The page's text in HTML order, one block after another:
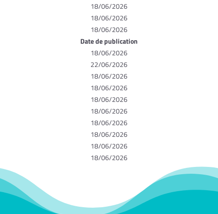
18/06/2026
18/06/2026
18/06/2026
Date de publication
18/06/2026
22/06/2026
18/06/2026
18/06/2026
18/06/2026
18/06/2026
18/06/2026
18/06/2026
18/06/2026
18/06/2026